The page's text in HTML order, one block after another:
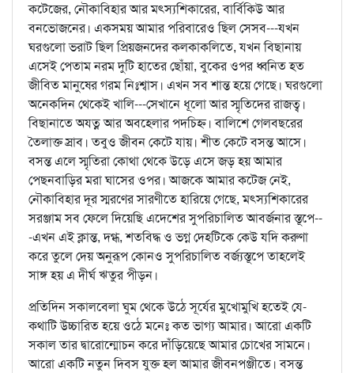
কটেজের, নৌকাবিহার আর মৎস্যশিকারের, বার্বিকিউ আর
বনভোজনের। একসময় আমার পরিবারেও ছিল সেসব---যখন
ঘরগুলো ভরাট ছিল প্রিয়জনদের কলকাকলিতে, যখন বিছানায়
এসেই পেতাম নরম দুটি হাতের ছোঁয়া, বুকের ওপর ধ্বনিত হত
জীবিত মানুষের গরম নিঃশ্বাস। এখন সব শান্ত হয়ে গেছে। ঘরগুলো
অনেকদিন থেকেই খালি---সেখানে ধূলো আর স্মৃতিদের রাজত্ব।
বিছানাতে অযত্ন আর অবহেলার পদচিহ্ন। বালিশে গেলবছরের
তৈলাক্ত স্রাব। তবুও জীবন কেটে যায়। শীত কেটে বসন্ত আসে।
বসন্ত এলে স্মৃতিরা কোথা থেকে উড়ে এসে জড় হয় আমার
পেছনবাড়ির মরা ঘাসের ওপর। আজকে আমার কটেজ নেই,
নৌকাবিহার দূর স্মরণের সারণীতে হারিয়ে গেছে, মৎস্যশিকারের
সরঞ্জাম সব ফেলে দিয়েছি এদেশের সুপরিচালিত আবর্জনার স্তূপে--
-এখন এই ক্লান্ত, দগ্ধ, শতবিদ্ধ ও ভগ্ন দেহটিকে কেউ যদি করুণা
করে তুলে দেয় অনুরূপ কোনও সুপরিচালিত বর্জ্যস্তূপে তাহলেই
সাঙ্গ হয় এ দীর্ঘ ঋতুর পীড়ন।
প্রতিদিন সকালবেলা ঘুম থেকে উঠে সূর্যের মুখোমুখি হতেই যে-
কথাটি উচ্চারিত হয়ে ওঠে মনেঃ কত ভাগ্য আমার। আরো একটি
সকাল তার দ্বারোন্মোচন করে দাঁড়িয়েছে আমার চোখের সামনে।
আরো একটি নতুন দিবস যুক্ত হল আমার জীবনপঞ্জীতে। বসন্ত